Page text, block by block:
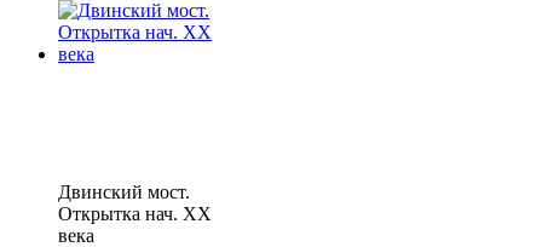
Двинский мост.
Открытка нач. XX
века